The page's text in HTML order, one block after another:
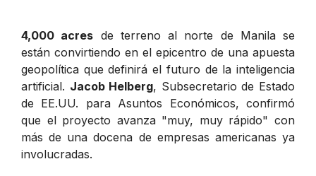
4,000 acres de terreno al norte de Manila se
están convirtiendo en el epicentro de una apuesta
geopolítica que definirá el futuro de la inteligencia
artificial. Jacob Helberg, Subsecretario de Estado
de EE.UU. para Asuntos Económicos, confirmó
que el proyecto avanza "muy, muy rápido" con
más de una docena de empresas americanas ya
involucradas.